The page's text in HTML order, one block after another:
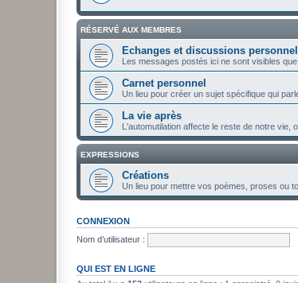
RÉSERVÉ AUX MEMBRES
Echanges et discussions
Les messages postés ici ne sont visibles
Carnet personnel
Un lieu pour créer un sujet spécifique qui
La vie après
L'automutilation affecte le reste de notre vie,
EXPRESSIONS
Créations
Un lieu pour mettre vos poèmes, proses ou
CONNEXION
Nom d’utilisateur :
QUI EST EN LIGNE